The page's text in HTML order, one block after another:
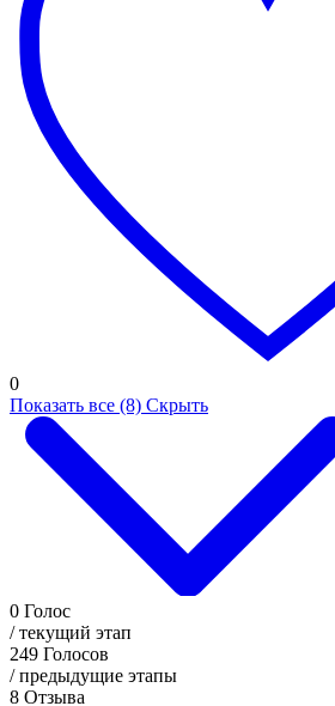
0
Показать все (8) Скрыть
0 Голос
/ текущий этап
249 Голосов
/ предыдущие этапы
8 Отзыва